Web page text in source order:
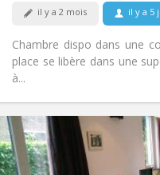
il y a 2 mois il y a 5
Chambre dispo dans une
place se libère dans une
à...